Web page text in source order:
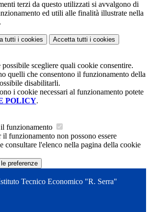
terzi da questo utilizzati si avvalgono di
ed utili alle finalità illustrate nella
.
tutti i cookies Accetta tutti i cookies
possibile scegliere quali cookie consentire.
quelli che consentono il funzionamento della
disabilitarli.
i cookie necessari al funzionamento potete
POLICY.
funzionamento
il funzionamento non possono essere
consultare l'elenco nella pagina della cookie
preferenze
Tecnico Economico "R. Serra"